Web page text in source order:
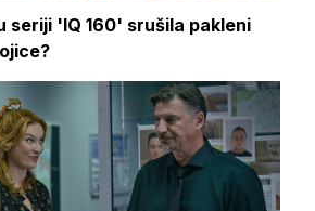
seriji 'IQ 160' srušila pakleni